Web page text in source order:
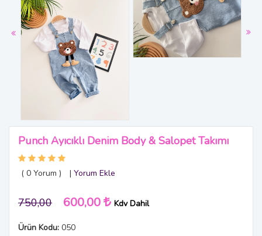
Punch Ayıcıklı Denim Body & Salopet Takımı
( 0 Yorum ) | Yorum Ekle
750,00 600,00 Kdv Dahil
Ürün Kodu: 050